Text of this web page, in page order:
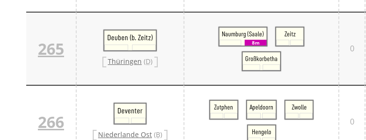
265
Deuben (b. Zeitz)
Thüringen (D)
Naumburg (Saale)
8m
Zeitz
Großkorbetha
0
266
Deventer
Niederlande Ost (B)
Zutphen Apeldoorn Zwolle
Hengelo
0